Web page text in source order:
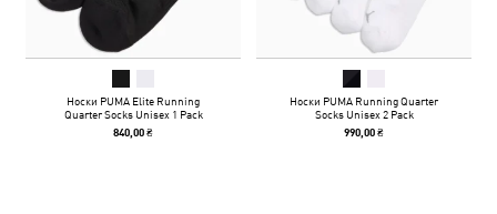
Носки PUMA Elite Running
Quarter Socks Unisex 1 Pack
840,00 ₴
Носки PUMA Running Quarter
Socks Unisex 2 Pack
990,00 ₴